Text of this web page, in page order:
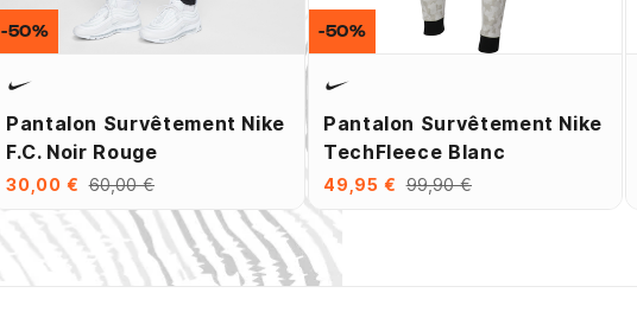
Pantalon Survêtement Nike
F.C. Noir Rouge
30,00 € 60,00 €
-50%
Pantalon Survêtement Nike
TechFleece Blanc
49,95 € 99,90 €
-50%